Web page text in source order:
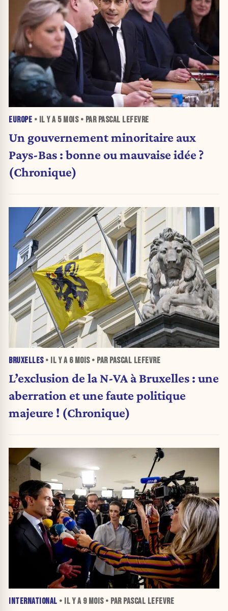
EUROPE • IL Y A 5 MOIS• PAR PASCAL LEFEVRE
Un gouvernement minoritaire aux
Pays-Bas : bonne ou mauvaise idée ?
(Chronique)
BRUXELLES• IL Y A 6 MOIS• PAR PASCAL LEFEVRE
L’exclusion de la N-VA à Bruxelles : une
aberration et une faute politique
majeure ! (Chronique)
INTERNATIONAL • IL Y A 9 MOIS• PAR PASCAL LEFEVRE